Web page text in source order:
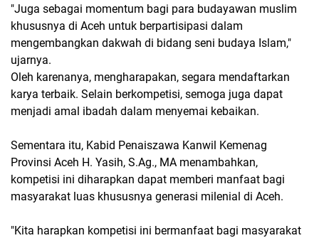
"Juga sebagai momentum bagi para budayawan muslim
khususnya di Aceh untuk berpartisipasi dalam
mengembangkan dakwah di bidang seni budaya Islam,"
ujarnya.
Oleh karenanya, mengharapakan, segara mendaftarkan
karya terbaik. Selain berkompetisi, semoga juga dapat
menjadi amal ibadah dalam menyemai kebaikan.
Sementara itu, Kabid Penaiszawa Kanwil Kemenag
Provinsi Aceh H. Yasih, S.Ag., MA menambahkan,
kompetisi ini diharapkan dapat memberi manfaat bagi
masyarakat luas khususnya generasi milenial di Aceh.
"Kita harapkan kompetisi ini bermanfaat bagi masyarakat